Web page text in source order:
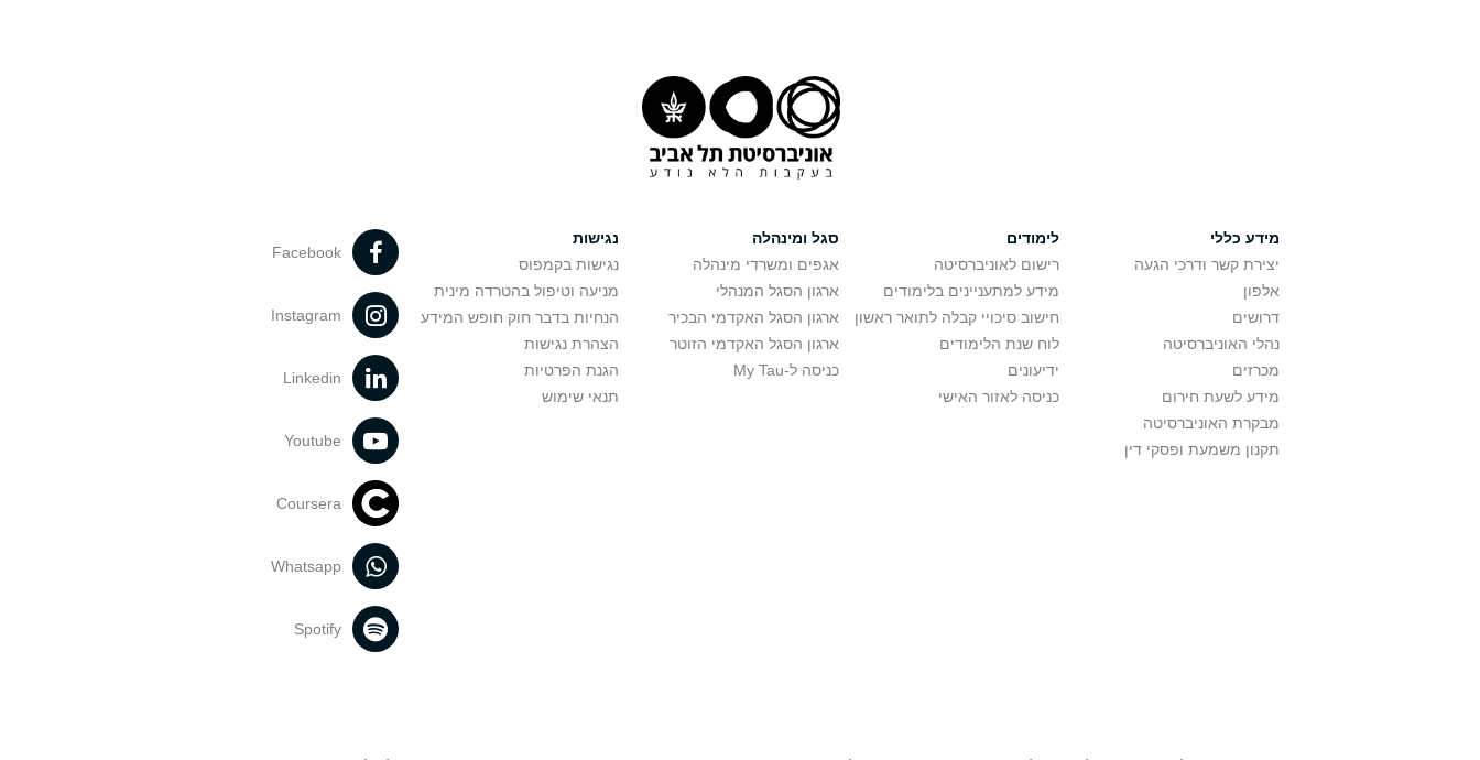
מידע כללי
יצירת קשר ודרכי הגעה
אלפון
דרושים
נהלי האוניברסיטה
מכרזים
מידע לשעת חירום
מבקרת האוניברסיטה
תקנון משמעת ופסקי דין
לימודים
רישום לאוניברסיטה
מידע למתעניינים בלימודים
חישוב סיכויי קבלה לתואר ראשון
לוח שנת הלימודים
ידיעונים
כניסה לאזור האישי
סגל ומינהלה
אגפים ומשרדי מינהלה
ארגון הסגל המנהלי
ארגון הסגל האקדמי הבכיר
ארגון הסגל האקדמי הזוטר
כניסה ל-My Tau
נגישות
נגישות בקמפוס
מניעה וטיפול בהטרדה מינית
הנחיות בדבר חוק חופש המידע
הצהרת נגישות
הגנת הפרטיות
תנאי שימוש
Facebook
Instagram
Linkedin
Youtube
Coursera
Whatsapp
Spotify